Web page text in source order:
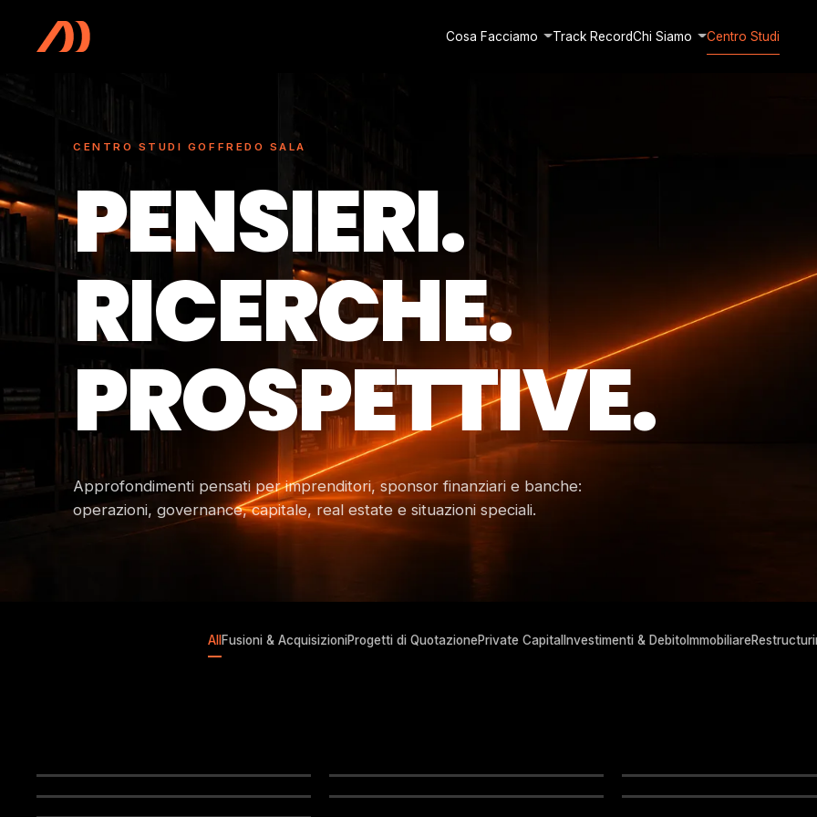
Cosa Facciamo Track RecordChi Siamo Centro Studi
CENTRO STUDI GOFFREDO SALA
PENSIERI.
RICERCHE.
PROSPETTIVE.
Approfondimenti pensati per imprenditori, sponsor finanziari e banche:
operazioni, governance, capitale, real estate e situazioni speciali.
All Fusioni & AcquisizioniProgetti di QuotazionePrivate Capital Investimenti & Debito Immobiliare